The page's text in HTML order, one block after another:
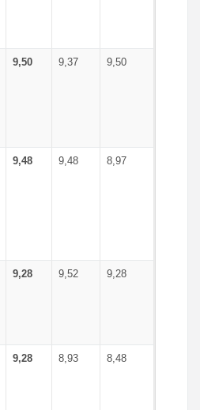
9,50 9,37 9,50
9,48 9,48 8,97
9,28 9,52 9,28
9,28 8,93 8,48